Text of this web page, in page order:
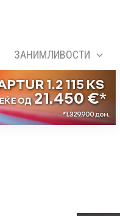
ЗАНИМЛИВОСТИ